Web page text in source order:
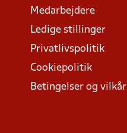
Medarbejdere
Ledige stillinger
Privatlivspolitik
Cookiepolitik
Betingelser og vilkår